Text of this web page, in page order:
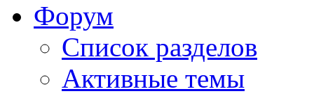
Форум
Список разделов
Активные темы